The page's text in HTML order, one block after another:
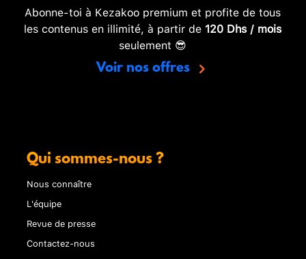
Abonne-toi à Kezakoo premium et profite de tous
les contenus en illimité, à partir de 120 Dhs / mois
seulement 😎
Voir nos offres
Qui sommes-nous ?
Nous connaître
L'équipe
Revue de presse
Contactez-nous